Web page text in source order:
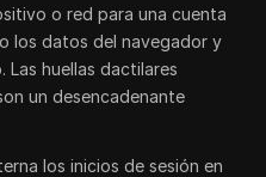
o red para una cuenta
los datos del navegador y
huellas dactilares
un desencadenante
los inicios de sesión en